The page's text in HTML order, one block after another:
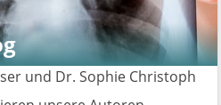
und Dr. Sophie Christoph